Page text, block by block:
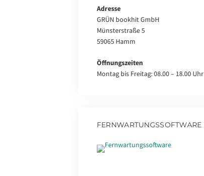
Adresse
GRÜN bookhit GmbH
Münsterstraße 5
59065 Hamm
Öffnungszeiten
Montag bis Freitag: 08.00 – 18.00 Uhr
FERNWARTUNGSSOFTWARE